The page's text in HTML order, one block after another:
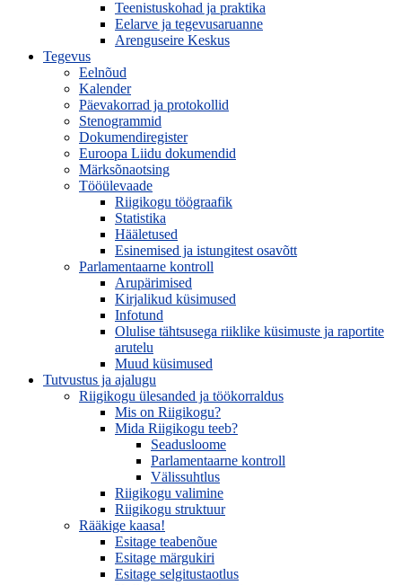
Teenistuskohad ja praktika
Eelarve ja tegevusaruanne
Arenguseire Keskus
Tegevus
Eelnõud
Kalender
Päevakorrad ja protokollid
Stenogrammid
Dokumendiregister
Euroopa Liidu dokumendid
Märksõnaotsing
Tööülevaade
Riigikogu töögraafik
Statistika
Hääletused
Esinemised ja istungitest osavõtt
Parlamentaarne kontroll
Arupärimised
Kirjalikud küsimused
Infotund
Olulise tähtsusega riiklike küsimuste ja raportite
arutelu
Muud küsimused
Tutvustus ja ajalugu
Riigikogu ülesanded ja töökorraldus
Mis on Riigikogu?
Mida Riigikogu teeb?
Seadusloome
Parlamentaarne kontroll
Välissuhtlus
Riigikogu valimine
Riigikogu struktuur
Rääkige kaasa!
Esitage teabenõue
Esitage märgukiri
Esitage selgitustaotlus